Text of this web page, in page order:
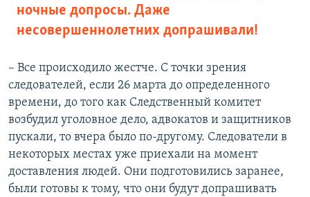
ночные допросы. Даже
несовершеннолетних допрашивали!
– Все происходило жестче. С точки зрения
следователей, если 26 марта до определенного
времени, до того как Следственный комитет
возбудил уголовное дело, адвокатов и защитников
пускали, то вчера было по-другому. Следователи в
некоторых местах уже приехали на момент
доставления людей. Они подготовились заранее,
были готовы к тому, что они будут допрашивать